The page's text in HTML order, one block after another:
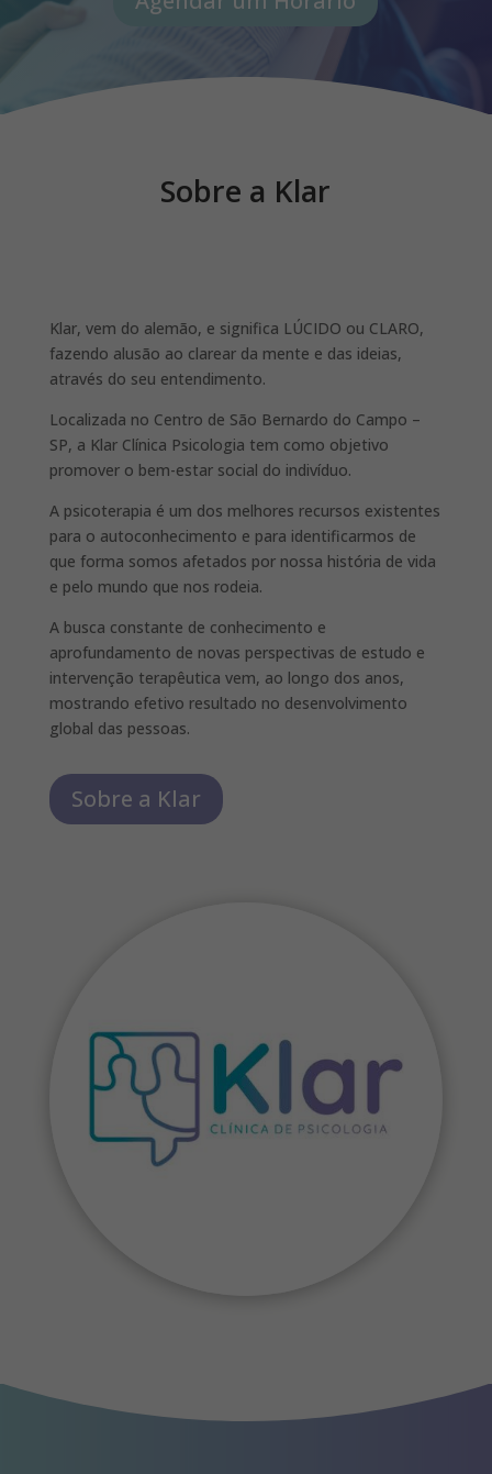
Sobre a Klar
Klar, vem do alemão, e significa LÚCIDO ou CLARO,
fazendo alusão ao clarear da mente e das ideias,
através do seu entendimento.
Localizada no Centro de São Bernardo do Campo –
SP, a Klar Clínica Psicologia tem como objetivo
promover o bem-estar social do indivíduo.
A psicoterapia é um dos melhores recursos existentes
para o autoconhecimento e para identificarmos de
que forma somos afetados por nossa história de vida
e pelo mundo que nos rodeia.
A busca constante de conhecimento e
aprofundamento de novas perspectivas de estudo e
intervenção terapêutica vem, ao longo dos anos,
mostrando efetivo resultado no desenvolvimento
global das pessoas.
Sobre a Klar